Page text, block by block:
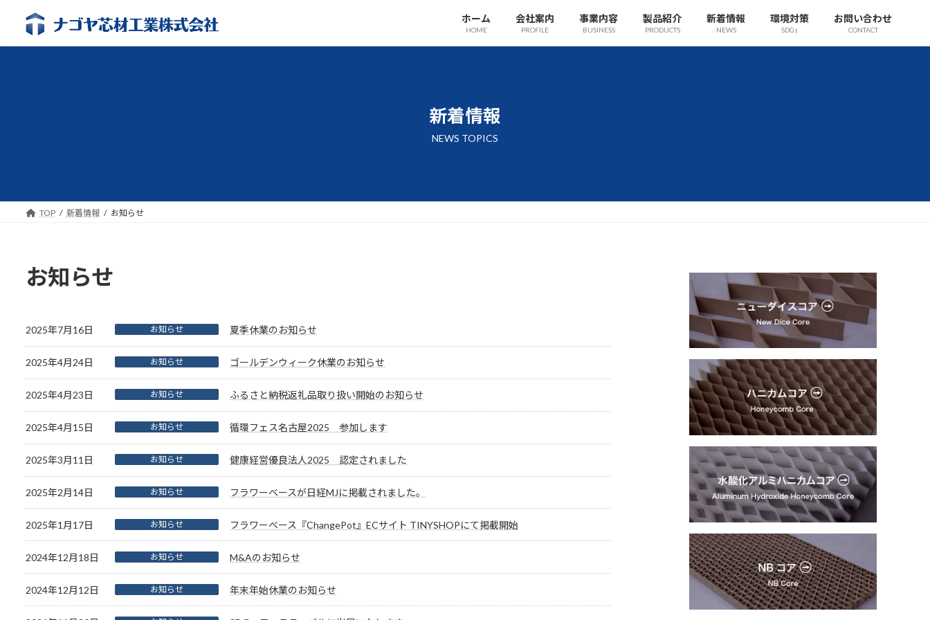
ホーム
HOME
会社案内
PROFILE
事業内容
BUSINESS
製品紹介
PRODUCTS
新着情報
NEWS
環境対策
SDGs
お問い合わせ
CONTACT
新着情報
NEWS TOPICS
TOP 新着情報 お知らせ
お知らせ
2025年7月16日 お知らせ 夏季休業のお知らせ
2025年4月24日 お知らせ ゴールデンウィーク休業のお知らせ
2025年4月23日 お知らせ ふるさと納税返礼品取り扱い開始のお知らせ
2025年4月15日 お知らせ 循環フェス名古屋2025 参加します
2025年3月11日 お知らせ 健康経営優良法人2025 認定されました
2025年2月14日 お知らせ フラワーベースが日経MJに掲載されました。
2025年1月17日 お知らせ フラワーベース『ChangePot』ECサイト TINYSHOPにて掲載開始
2024年12月18日 お知らせ M&Aのお知らせ
2024年12月12日 お知らせ 年末年始休業のお知らせ